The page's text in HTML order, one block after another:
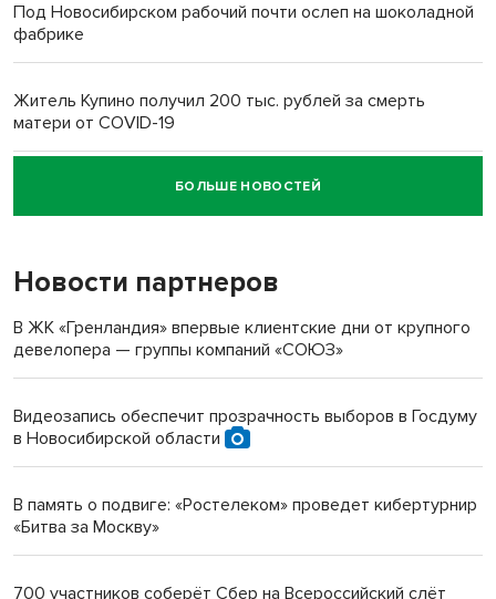
Под Новосибирском рабочий почти ослеп на шоколадной
фабрике
Житель Купино получил 200 тыс. рублей за смерть
матери от COVID-19
Новосибирский суд наказал водителя за смерть
пенсионерки на вокзале
«Мы живём на пастбище!»: в новосибирском селе лошади
терроризируют жителей
Новосибирский преподаватель с женой вошли в топ-16
БОЛЬШЕ НОВОСТЕЙ
Новости партнеров
В ЖК «Гренландия» впервые клиентские дни от крупного
девелопера — группы компаний «СОЮЗ»
Видеозапись обеспечит прозрачность выборов в Госдуму
в Новосибирской области
В память о подвиге: «Ростелеком» проведет кибертурнир
«Битва за Москву»
700 участников соберёт Сбер на Всероссийский слёт